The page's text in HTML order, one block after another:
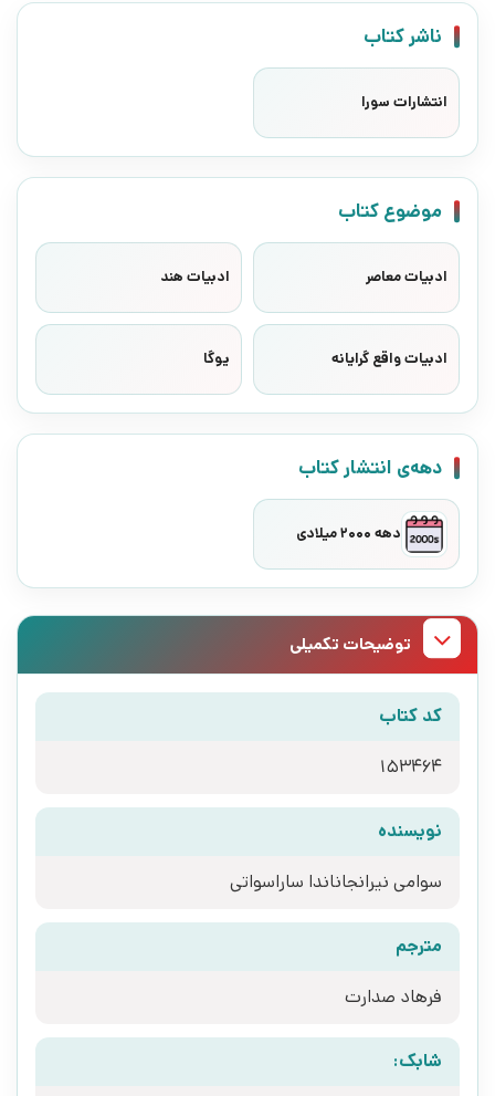
ناشر کتاب
انتشارات سورا
موضوع کتاب
ادبیات معاصر ادبیات هند
ادبیات واقع گرایانه یوگا
دهه‌ی انتشار کتاب
دهه 2000 میلادی
توضیحات تکمیلی
کد کتاب
153464
نویسنده
سوامی نیرانجاناندا ساراسواتی
مترجم
فرهاد صدارت
شابک: